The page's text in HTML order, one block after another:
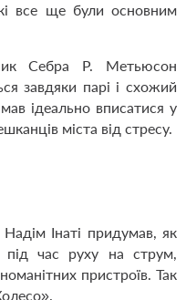
все ще були основним
Себра Р. Метьюсон
завдяки парі і схожий
ідеально вписатися у
міста від стресу.
Інаті придумав, як
під час руху на струм,
пристроїв. Так